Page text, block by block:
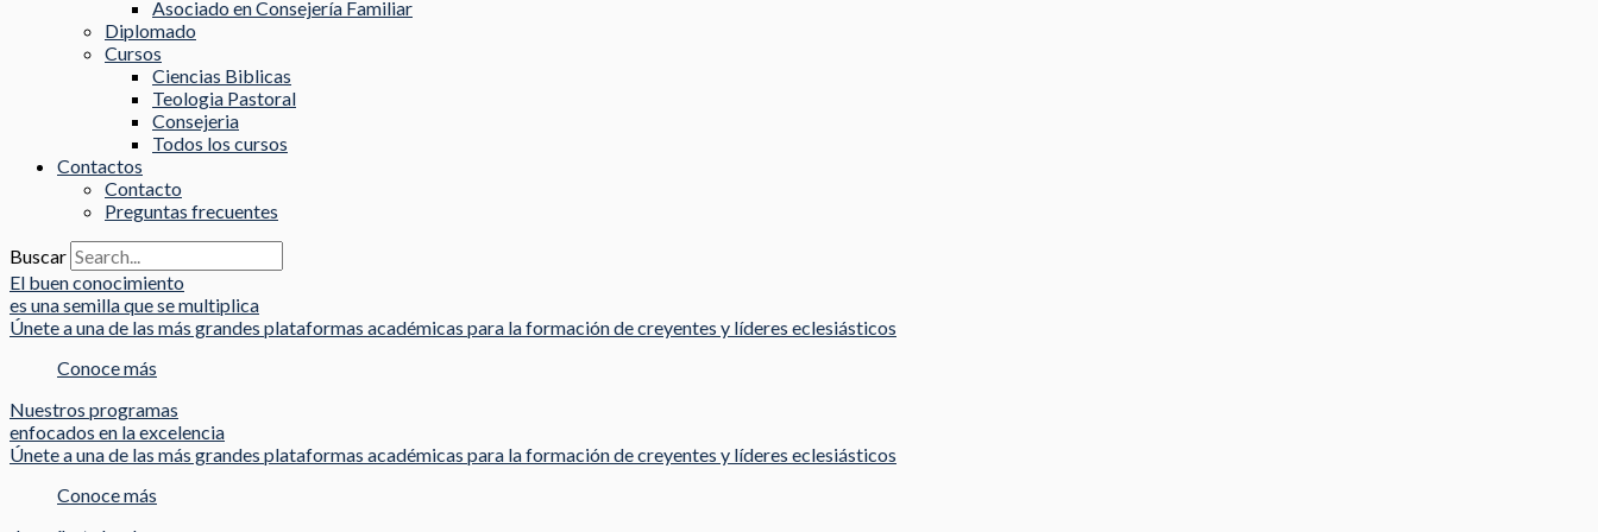
Asociado en Consejería Familiar
Diplomado
Cursos
Ciencias Biblicas
Teologia Pastoral
Consejeria
Todos los cursos
Contactos
Contacto
Preguntas frecuentes
Buscar
El buen conocimiento
es una semilla que se multiplica
Únete a una de las más grandes plataformas académicas para la formación de creyentes y líderes eclesiásticos
Conoce más
Nuestros programas
enfocados en la excelencia
Únete a una de las más grandes plataformas académicas para la formación de creyentes y líderes eclesiásticos
Conoce más